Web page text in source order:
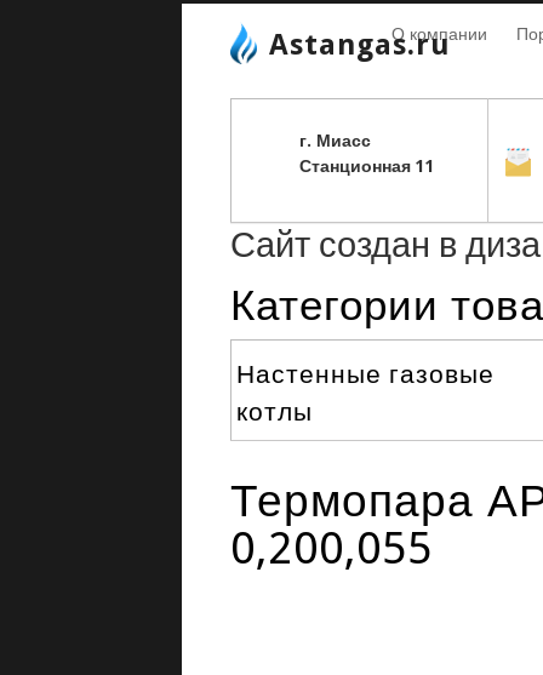
Astangas.ru
г. Миасс
Станционная 11
О компании
Сайт создан в
Категории
Настенные газовые
котлы
Термопара
0,200,055